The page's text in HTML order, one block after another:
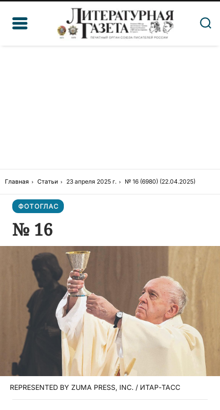
Главная Статьи 23 апреля 2025 г. № 16 (6980) (22.04.2025)
ФОТОГЛАС
№ 16
REPRESENTED BY ZUMA PRESS, INC. / ИТАР-ТАСС